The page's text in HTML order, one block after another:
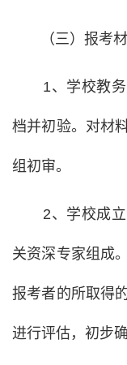
（三）报考
1、学校教
档并初验。对材
组初审。
2、学校成
关资深专家组成
报考者的所取得
进行评估，初步